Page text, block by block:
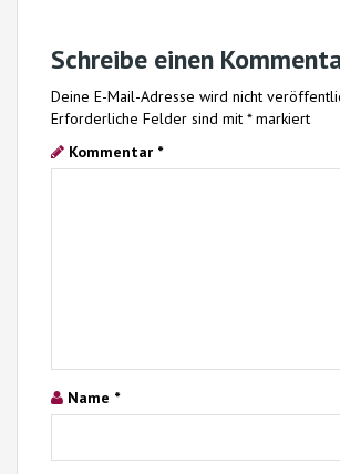
Schreibe einen
Deine E-Mail-Adresse wird nicht
Erforderliche Felder sind mit *markiert
Kommentar *
Name *